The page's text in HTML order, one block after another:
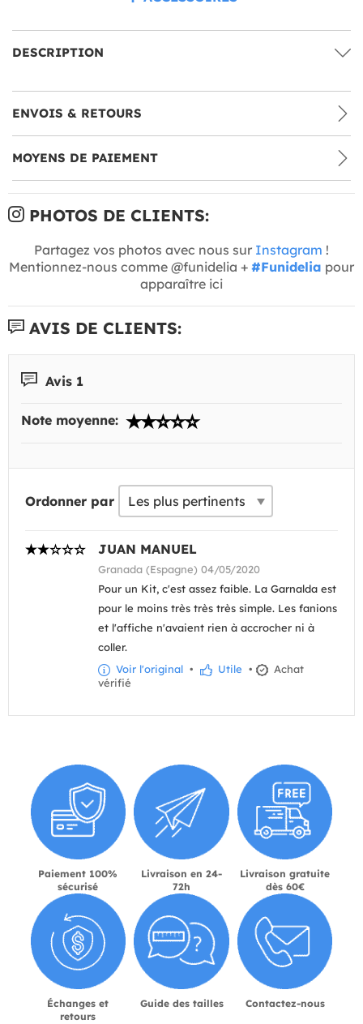
DESCRIPTION
ENVOIS & RETOURS
MOYENS DE PAIEMENT
PHOTOS DE CLIENTS:
Partagez vos photos avec nous sur Instagram !
Mentionnez-nous comme @funidelia + #Funidelia pour
apparaître ici
AVIS DE CLIENTS:
Avis 1
Note moyenne:
Ordonner par
JUAN MANUEL
Granada (Espagne) 04/05/2020
Pour un Kit, c'est assez faible. La Garnalda est
pour le moins très très très simple. Les fanions
et l'affiche n'avaient rien à accrocher ni à
coller.
Voir l'original • Utile •
Achat
vérifié
Paiement 100%
sécurisé
Livraison en 24-
72h
Livraison gratuite
dès 60€
Échanges et
retours
Guide des tailles Contactez-nous